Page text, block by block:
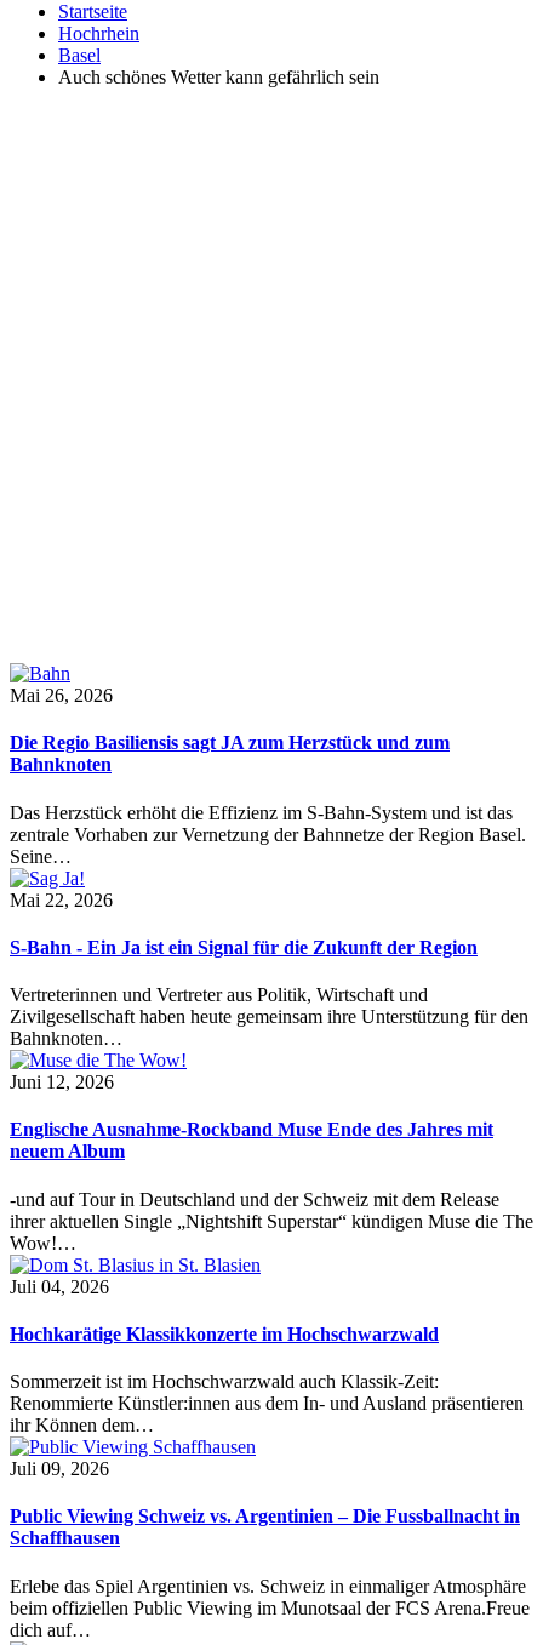
Startseite
Hochrhein
Basel
Auch schönes Wetter kann gefährlich sein
Mai 26, 2026
Die Regio Basiliensis sagt JA zum Herzstück und zum
Bahnknoten
Das Herzstück erhöht die Effizienz im S-Bahn-System und ist das
zentrale Vorhaben zur Vernetzung der Bahnnetze der Region Basel.
Seine…
Mai 22, 2026
S-Bahn - Ein Ja ist ein Signal für die Zukunft der Region
Vertreterinnen und Vertreter aus Politik, Wirtschaft und
Zivilgesellschaft haben heute gemeinsam ihre Unterstützung für den
Bahnknoten…
Juni 12, 2026
Englische Ausnahme-Rockband Muse Ende des Jahres mit
neuem Album
-und auf Tour in Deutschland und der Schweiz mit dem Release
ihrer aktuellen Single „Nightshift Superstar“ kündigen Muse die The
Wow!…
Juli 04, 2026
Hochkarätige Klassikkonzerte im Hochschwarzwald
Sommerzeit ist im Hochschwarzwald auch Klassik-Zeit:
Renommierte Künstler:innen aus dem In- und Ausland präsentieren
ihr Können dem…
Juli 09, 2026
Public Viewing Schweiz vs. Argentinien – Die Fussballnacht in
Schaffhausen
Erlebe das Spiel Argentinien vs. Schweiz in einmaliger Atmosphäre
beim offiziellen Public Viewing im Munotsaal der FCS Arena.Freue
dich auf…